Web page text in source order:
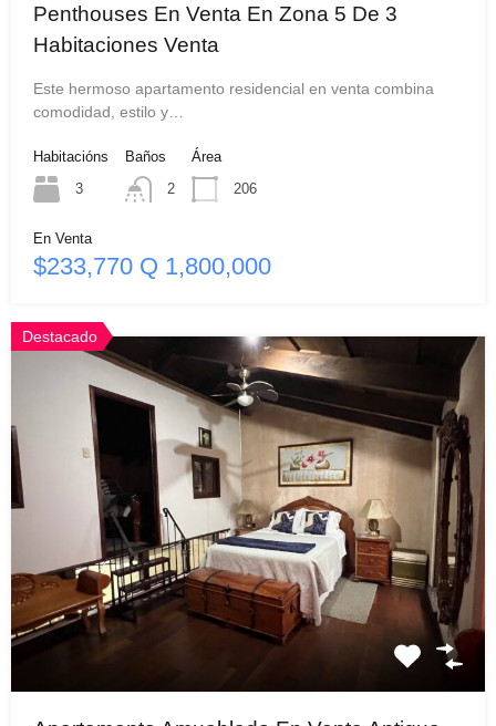
Penthouses En Venta En Zona 5 De 3
Habitaciones Venta
Este hermoso apartamento residencial en venta combina
comodidad, estilo y…
Habitacións
3
Baños
2
Área
206
En Venta
$233,770 Q 1,800,000
Destacado